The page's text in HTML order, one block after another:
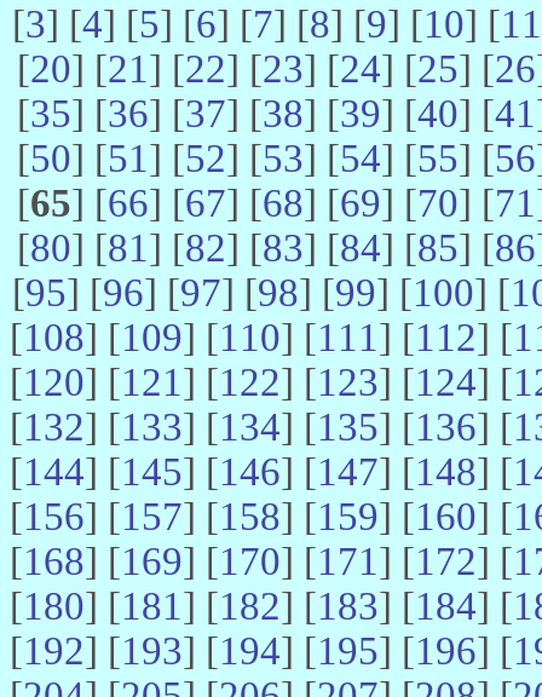
[3] [4] [5] [6] [7] [8] [9] [10] [11
[20] [21] [22] [23] [24] [25] [26
[35] [36] [37] [38] [39] [40] [41
[50] [51] [52] [53] [54] [55] [56
[65] [66] [67] [68] [69] [70] [71
[80] [81] [82] [83] [84] [85] [86
[95] [96] [97] [98] [99] [100] [
[108] [109] [110] [111] [112] [
[120] [121] [122] [123] [124] [
[132] [133] [134] [135] [136] [
[144] [145] [146] [147] [148] [
[156] [157] [158] [159] [160] [
[168] [169] [170] [171] [172] [
[180] [181] [182] [183] [184] [
[192] [193] [194] [195] [196] [